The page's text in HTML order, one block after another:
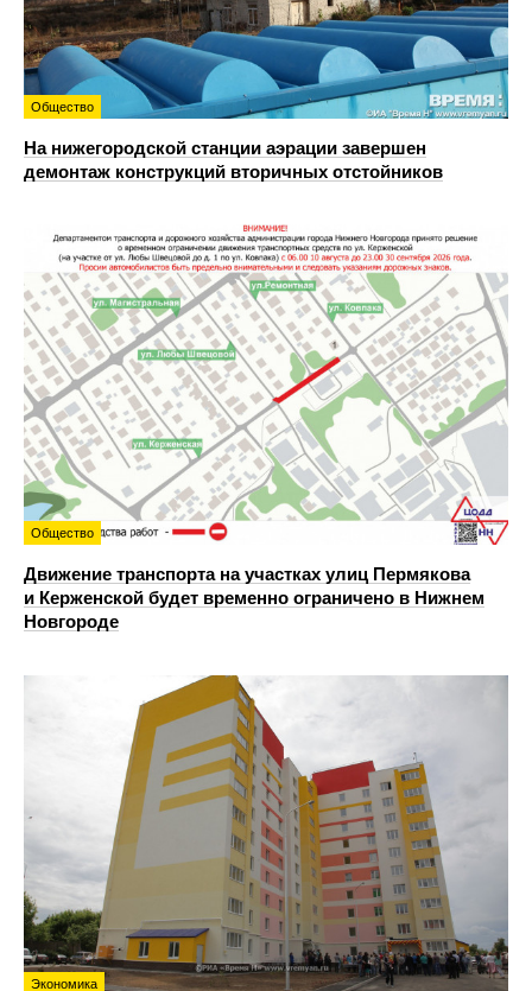
Общество
На нижегородской станции аэрации завершен
демонтаж конструкций вторичных отстойников
Общество
Движение транспорта на участках улиц Пермякова
и Керженской будет временно ограничено в Нижнем
Новгороде
Экономика